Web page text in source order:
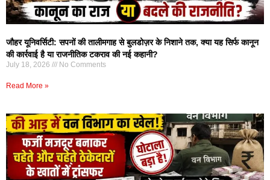
जौहर यूनिवर्सिटी: सपनों की तालीमगाह से बुलडोज़र के निशाने तक, क्या यह सिर्फ कानून
की कार्रवाई है या राजनीतिक टकराव की नई कहानी?
July 18, 2026 No Comments
Read More »